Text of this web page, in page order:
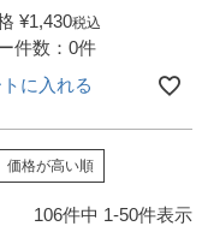
¥1,430税込
件数：0件
に入れる
価格が高い順
106件中 1-50件表示